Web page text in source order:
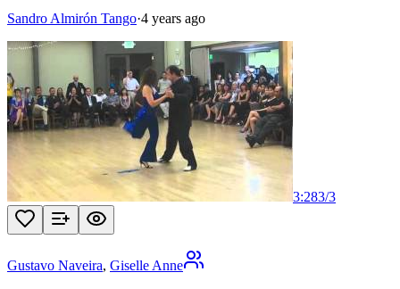
Sandro Almirón Tango·4 years ago
3:283/3
Gustavo Naveira, Giselle Anne